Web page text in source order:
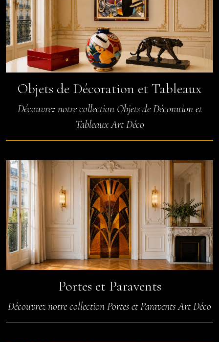
Objets de Décoration et Tableaux
Découvrez notre collection Objets de Décoration et
Tableaux Art Déco
Portes et Paravents
Découvrez notre collection Portes et Paravents Art Déco